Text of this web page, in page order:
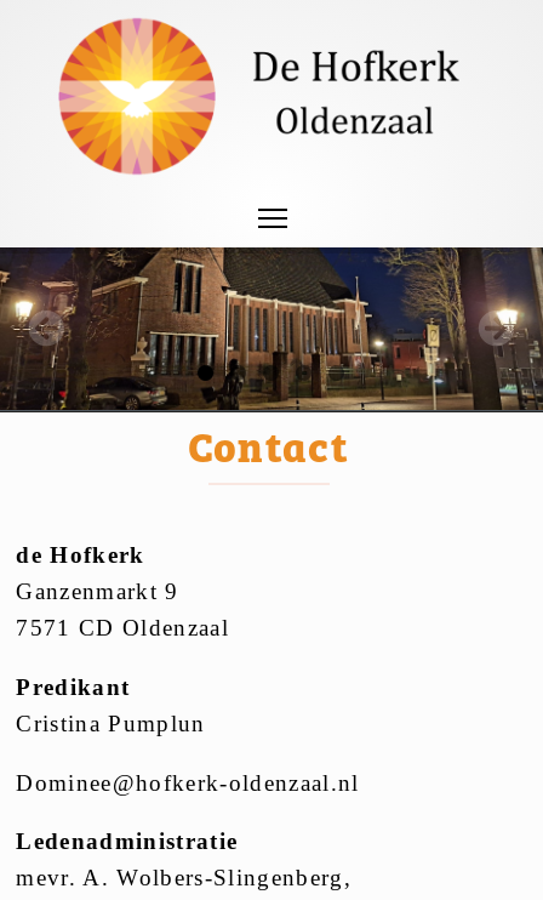
Contact
de Hofkerk
Ganzenmarkt 9
7571 CD Oldenzaal
Predikant
Cristina Pumplun
Dominee@hofkerk-oldenzaal.nl
Ledenadministratie
mevr. A. Wolbers-Slingenberg,